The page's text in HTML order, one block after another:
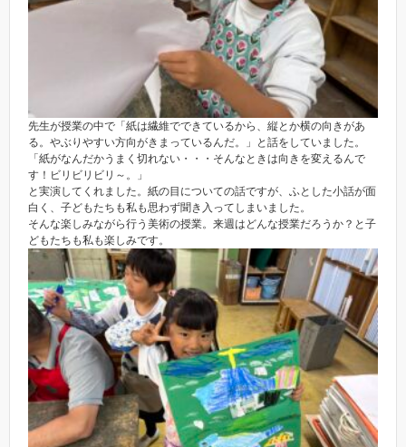
先生が授業の中で「紙は繊維でできているから、縦とか横の向きがあ
る。やぶりやすい方向がきまっているんだ。」と話をしていました。
「紙がなんだかうまく切れない・・・そんなときは向きを変えるんで
す！ビリビリビリ～。」
と実演してくれました。紙の目についての話ですが、ふとした小話が面
白く、子どもたちも私も思わず聞き入ってしまいました。
そんな楽しみながら行う美術の授業。来週はどんな授業だろうか？と子
どもたちも私も楽しみです。